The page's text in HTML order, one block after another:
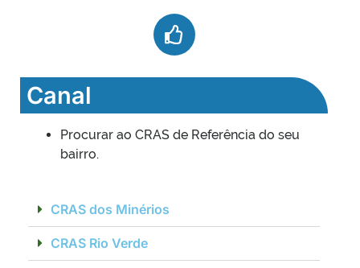
Canal
Procurar ao CRAS de Referência do seu
bairro.
CRAS dos Minérios
CRAS Rio Verde